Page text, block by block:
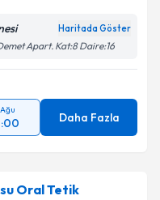
Haritada Göster
Apart. Kat:8 Daire:16
Ağu
Daha Fazla
Oral Tetik